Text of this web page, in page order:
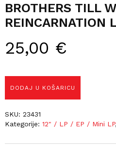
BROTHERS TILL
REINCARNATION
25,00 €
DODAJ U KOŠARICU
SKU: 23431
Kategorije: 12" / LP / EP / Mini LP,